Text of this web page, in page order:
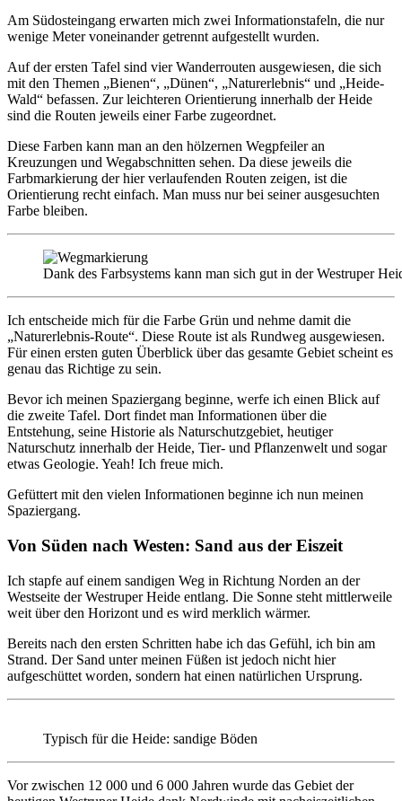
Am Südosteingang erwarten mich zwei Informationstafeln, die nur
wenige Meter voneinander getrennt aufgestellt wurden.
Auf der ersten Tafel sind vier Wanderrouten ausgewiesen, die sich
mit den Themen „Bienen“, „Dünen“, „Naturerlebnis“ und „Heide-
Wald“ befassen. Zur leichteren Orientierung innerhalb der Heide
sind die Routen jeweils einer Farbe zugeordnet.
Diese Farben kann man an den hölzernen Wegpfeiler an
Kreuzungen und Wegabschnitten sehen. Da diese jeweils die
Farbmarkierung der hier verlaufenden Routen zeigen, ist die
Orientierung recht einfach. Man muss nur bei seiner ausgesuchten
Farbe bleiben.
Dank des Farbsystems kann man sich gut in der Westruper
Ich entscheide mich für die Farbe Grün und nehme damit die
„Naturerlebnis-Route“. Diese Route ist als Rundweg ausgewiesen.
Für einen ersten guten Überblick über das gesamte Gebiet scheint es
genau das Richtige zu sein.
Bevor ich meinen Spaziergang beginne, werfe ich einen Blick auf
die zweite Tafel. Dort findet man Informationen über die
Entstehung, seine Historie als Naturschutzgebiet, heutiger
Naturschutz innerhalb der Heide, Tier- und Pflanzenwelt und sogar
etwas Geologie. Yeah! Ich freue mich.
Gefüttert mit den vielen Informationen beginne ich nun meinen
Spaziergang.
Von Süden nach Westen: Sand aus der Eiszeit
Ich stapfe auf einem sandigen Weg in Richtung Norden an der
Westseite der Westruper Heide entlang. Die Sonne steht mittlerweile
weit über den Horizont und es wird merklich wärmer.
Bereits nach den ersten Schritten habe ich das Gefühl, ich bin am
Strand. Der Sand unter meinen Füßen ist jedoch nicht hier
aufgeschüttet worden, sondern hat einen natürlichen Ursprung.
Typisch für die Heide: sandige Böden
Vor zwischen 12 000 und 6 000 Jahren wurde das Gebiet der